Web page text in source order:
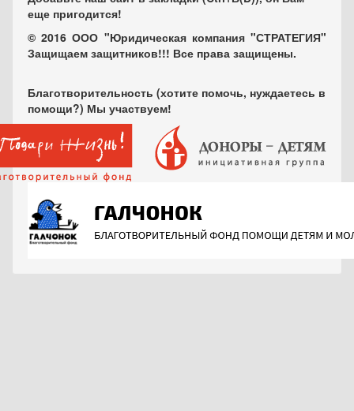
еще пригодится!
© 2016 ООО "Юридическая компания "СТРАТЕГИЯ"
Защищаем защитников!!! Все права защищены.
Благотворительность (хотите помочь, нуждаетесь в
помощи?) Мы участвуем!